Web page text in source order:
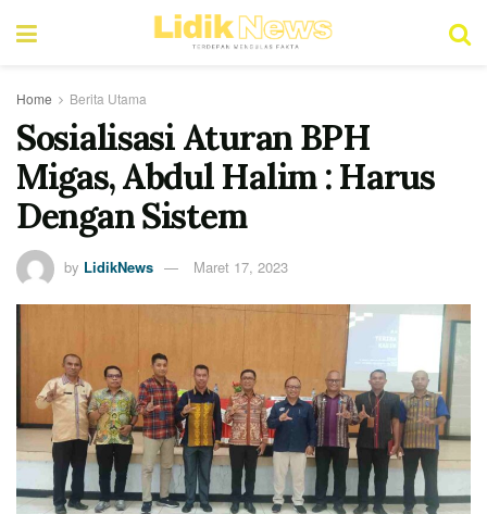
Home Berita Utama
Sosialisasi Aturan BPH
Migas, Abdul Halim : Harus
Dengan Sistem
by LidikNews Maret 17, 2023